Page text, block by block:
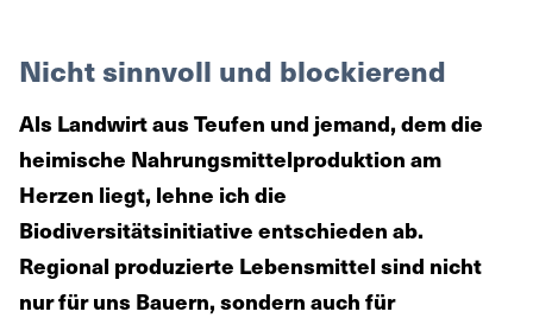
Nicht sinnvoll und blockierend
Als Landwirt aus Teufen und jemand, dem die
heimische Nahrungsmittelproduktion am
Herzen liegt, lehne ich die
Biodiversitätsinitiative entschieden ab.
Regional produzierte Lebensmittel sind nicht
nur für uns Bauern, sondern auch für